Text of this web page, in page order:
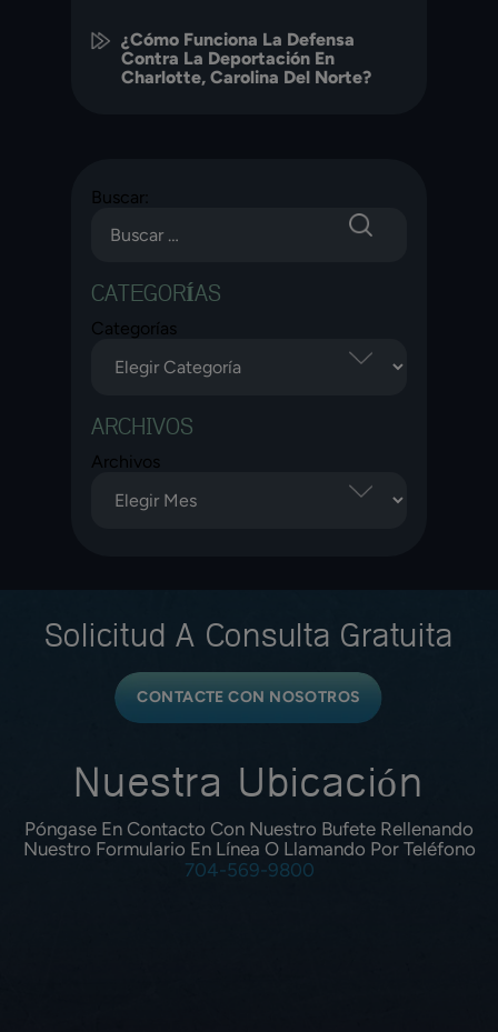
¿Cómo Funciona La Defensa
Contra La Deportación En
Charlotte, Carolina Del Norte?
Buscar:
CATEGORÍAS
Categorías
ARCHIVOS
Archivos
Solicitud A Consulta Gratuita
CONTACTE CON NOSOTROS
Póngase En Contacto Con Nuestro Bufete Rellenando
Nuestro Formulario En Línea O Llamando Por Teléfono
704-569-9800
Nuestra Ubicación